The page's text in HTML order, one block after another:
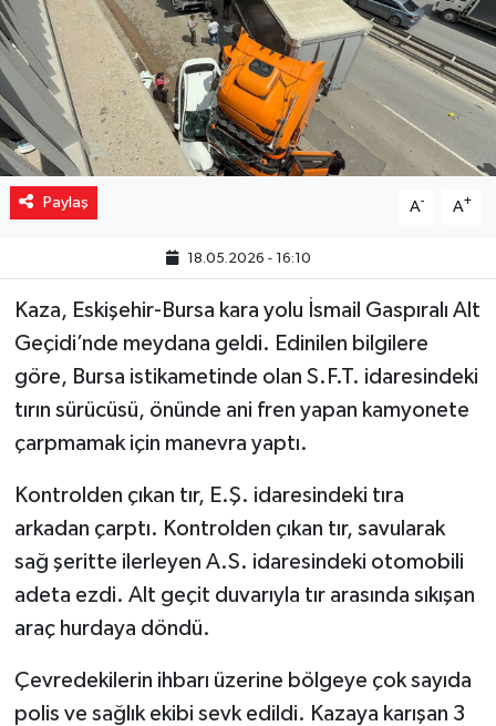
Paylaş A- A+
18.05.2026 - 16:10
Kaza, Eskişehir-Bursa kara yolu İsmail Gaspıralı Alt
Geçidi’nde meydana geldi. Edinilen bilgilere
göre, Bursa istikametinde olan S.F.T. idaresindeki
tırın sürücüsü, önünde ani fren yapan kamyonete
çarpmamak için manevra yaptı.
Kontrolden çıkan tır, E.Ş. idaresindeki tıra
arkadan çarptı. Kontrolden çıkan tır, savularak
sağ şeritte ilerleyen A.S. idaresindeki otomobili
adeta ezdi. Alt geçit duvarıyla tır arasında sıkışan
araç hurdaya döndü.
Çevredekilerin ihbarı üzerine bölgeye çok sayıda
polis ve sağlık ekibi sevk edildi. Kazaya karışan 3
Resmi ilanlar